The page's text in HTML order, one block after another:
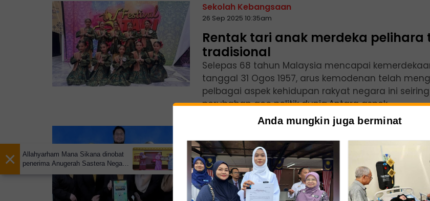
Sekolah Kebangsaan
26 Sep 2025 10:35am
Rentak tari anak merdeka pelihara
tradisional
Selepas 68 tahun Malaysia mencapai
tanggal 31 Ogos 1957, arus kemodenan telah
pelbagai aspek kehidupan rakyat negara ini seiring
perubahan geo politik dunia.Antara aspek...
20 Sep 2025 05:55pm
UPSI perkenal SOVO Kit 2.0, aplikasi
interaktif pembelajaran bahasa
Universiti Pendidikan Sultan Idris (UPSI) terus
×
Allahyarham Mana Sikana dinobat
penerima Anugerah Sastera Negara
Anda mungkin juga berminat